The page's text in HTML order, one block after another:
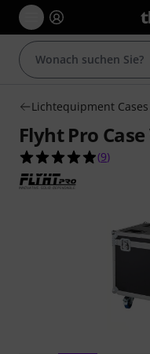
Lichtequipment Cases
Flyht Pro
4.9 von 5
(9)